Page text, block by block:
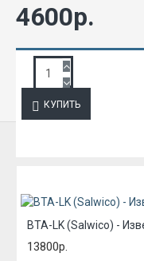
4600р.
КУПИТЬ
13800р.